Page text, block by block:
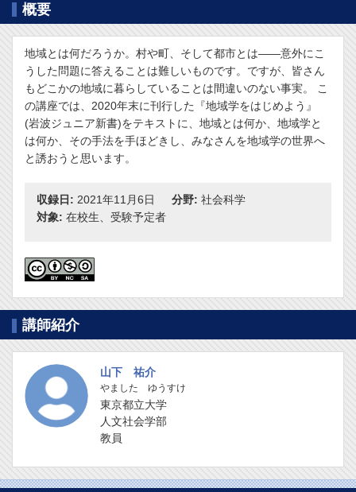
概要
地域とは何だろうか。村や町、そして都市とは――意外にこ
うした問題に答えることは難しいものです。ですが、皆さん
もどこかの地域に暮らしていることは間違いのない事実。 こ
の講座では、2020年末に刊行した『地域学をはじめよう』
(岩波ジュニア新書)をテキストに、地域とは何か、地域学と
は何か、その手法を手ほどきし、みなさんを地域学の世界へ
と誘おうと思います。
収録日: 2021年11月6日 分野: 社会科学
対象: 在校生、受験予定者
講師紹介
山下 祐介
やました ゆうすけ
東京都立大学
人文社会学部
教員